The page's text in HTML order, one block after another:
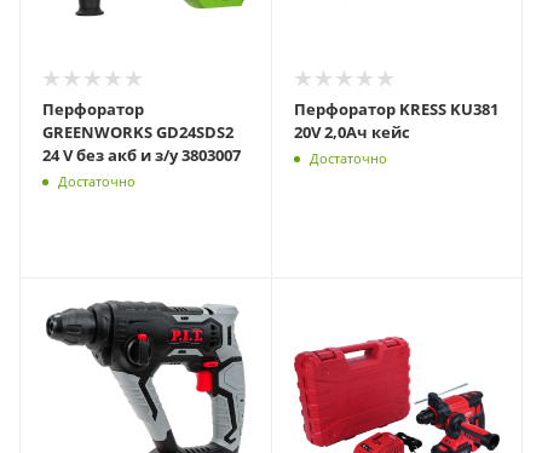
Перфоратор
GREENWORKS GD24SDS2
24 V без акб и з/у 3803007
Достаточно
Перфоратор KRESS KU381
20V 2,0Ач кейс
Достаточно